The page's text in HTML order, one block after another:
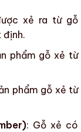
xẻ ra từ gỗ
định.
phẩm gỗ xẻ từ
phẩm gỗ xẻ từ
: Gỗ xẻ có